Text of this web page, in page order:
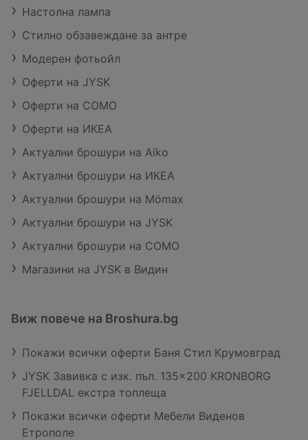
Настолна лампа
Стилно обзавеждане за антре
Moдерен фотьойл
Оферти на JYSK
Оферти на COMO
Оферти на ИКЕА
Актуални брошури на Aiko
Актуални брошури на ИКЕА
Актуални брошури на Mömax
Актуални брошури на JYSK
Актуални брошури на COMO
Магазини на JYSK в Видин
Виж повече на Broshura.bg
Покажи всички оферти Баня Стил Крумовград
JYSK Завивка с изк. пъл. 135x200 KRONBORG
FJELLDAL екстра топлеща
Покажи всички оферти Мебели Виденов
Етрополе